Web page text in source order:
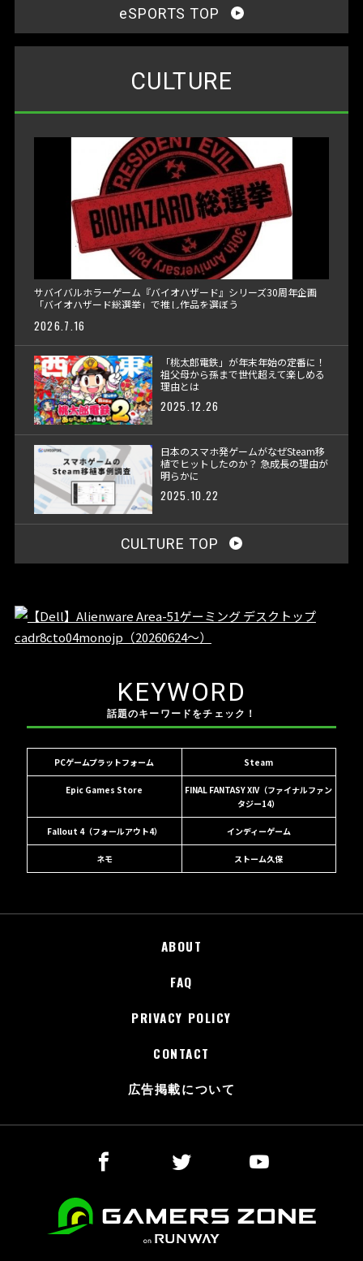
eSPORTS TOP
CULTURE
サバイバルホラーゲーム『バイオハザード』シリーズ30周年企画
「バイオハザード総選挙」で推し作品を選ぼう
2026.7.16
「桃太郎電鉄」が年末年始の定番に！
祖父母から孫まで世代超えて楽しめる
理由とは
2025.12.26
日本のスマホ発ゲームがなぜSteam移
植でヒットしたのか？ 急成長の理由が
明らかに
2025.10.22
CULTURE TOP
KEYWORD
話題のキーワードをチェック！
PCゲームプラットフォーム Steam
Epic Games Store
FINAL FANTASY XIV（ファイナルファン
タジー14）
Fallout 4（フォールアウト4） インディーゲーム
ネモ ストーム久保
ABOUT
FAQ
PRIVACY POLICY
CONTACT
広告掲載について